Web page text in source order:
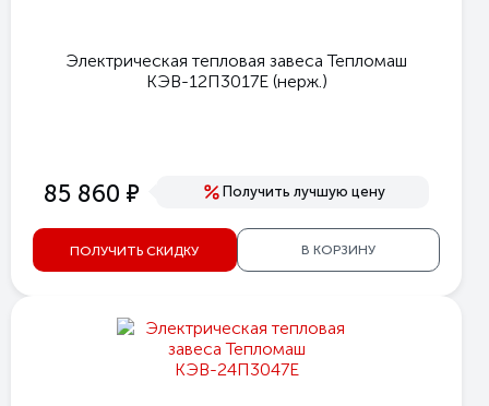
Электрическая тепловая завеса Тепломаш
КЭВ-12П3017E (нерж.)
85 860 е Получить лучшую цену
ПОЛУЧИТЬ СКИДКУ В КОРЗИНУ